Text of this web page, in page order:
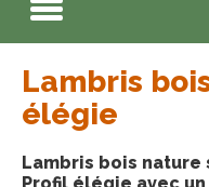
Lambris
élégie
Lambris bois